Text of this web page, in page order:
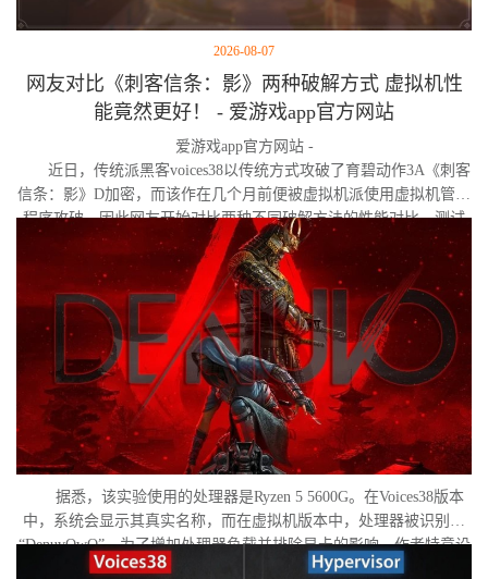
2026-08-07
网友对比《刺客信条：影》两种破解方式 虚拟机性
能竟然更好！ - 爱游戏app官方网站
爱游戏app官方网站 -
近日，传统派黑客voices38以传统方式攻破了育碧动作3A《刺客
信条：影》D加密，而该作在几个月前便被虚拟机派使用虚拟机管理
程序攻破。因此网友开始对比两种不同破解方法的性能对比。测试
作者决定验证，虚拟机管理程序是否真的会像许多玩家认为的那
样，导致明显的帧数下降。
据悉，该实验使用的处理器是Ryzen 5 5600G。在Voices38版本
中，系统会显示其真实名称，而在虚拟机版本中，处理器被识别为
“DenuvOwO”。为了增加处理器负载并排除显卡的影响，作者特意设
置了低分辨率，并将所有图形设置调至“极低”模式。两项测试均在相